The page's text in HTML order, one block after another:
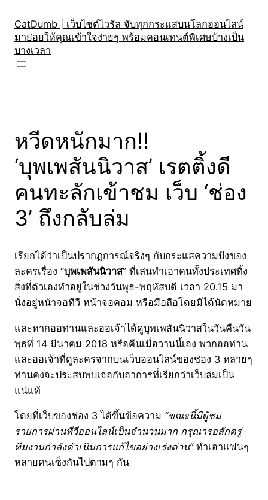
content
CatDumb | เว็บไซต์ไวรัล จับทุกกระแสบนโลกออนไลน์
มาย่อยให้คุณเข้าใจง่ายๆ พร้อมคอนเทนต์พิเศษบ้างเป็น
บางเวลา
หวีดหนักมาก!!
‘บุพเพสันนิวาส’ เรตติ้งดี
คนทะลักเข้าชม เว็บ ‘ช่อง
3’ ถึงกลับล่ม
เรียกได้ว่าเป็นปรากฏการณ์จริงๆ กับกระแสความปังของ
ละครเรื่อง “บุพเพสันนิวาส” ที่เล่นทำเอาคนทั้งประเทศทิ้ง
สิ่งที่ตัวเองทำอยู่ในช่วงวันพุธ-พฤหัสบดี เวลา 20.15 มา
นั่งอยู่หน้าจอทีวี หน้าจอคอม หรือมือถือโดยมิได้นัดหมาย
และหากออท่านและออเจ้าได้ดูบุพเพสันนิวาสในวันคืนวัน
พุธที่ 14 มีนาคม 2018 หรือคืนเมื่อวานนี้เอง พวกออท่าน
และออเจ้าที่ดูละครจากบนเว็บออนไลน์ของช่อง 3 หลายๆ
ท่านคงจะประสบพบเจอกับอาการที่เรียกว่าเว็บล่มเป็น
แน่แท้
โดยที่เว็บของช่อง 3 ได้ขึ้นข้อความ “ขณะนี้มีผู้ชม
รายการผ่านทีวีออนไลน์เป็นจำนวนมาก กรุณารอสักครู่
ทีมงานกำลังดำเนินการแก้ไขอย่างเร่งด่วน” ทำเอาแฟนๆ
หลายคนเซ็งกันไปตามๆ กัน